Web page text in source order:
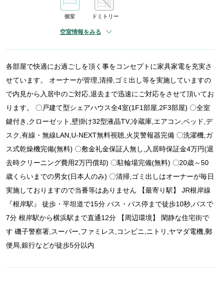
個室 ドミトリー
空室情報をみる
各部屋で快適にお過ごしを頂く事をコンセプトに家具家電を充実さ
せています。 オーナーが管理,清掃,ゴミ出し等を実施していますの
で内見から入居中のご対応,退去まで迅速にご対応をさせて頂いてお
ります。 〇戸建て型シェアハウス全4室(1F1部屋,2F3部屋) 〇全室
鍵付き,クローゼット,壁掛け32型液晶TV,冷蔵庫,エアコン,ベッド,デ
スク,有線・無線LAN,U-NEXT無料視聴,火災警報器完備 〇洗濯機,ガ
ス式乾燥機完備(無料) 〇敷金礼金保証人無し,入居時保証金4万円(退
去時クリーニング費用2万円償却) 〇駐輪場完備(無料) 〇20歳～50
歳くらいまでの男女(日本人のみ) 〇清掃,ゴミ出しはオーナーが毎日
実施しておりますので当番等はありません 【最寄り駅】 JR根岸線
『根岸駅』 徒歩・平坦道で15分 バス・バス停まで徒歩10秒,バスで
7分 根岸駅から横浜駅まで直通12分 【周辺環境】 閑静な住宅街で
す 磯子警察署,スーパー,ファミレス,コンビニ,ニトリ,ヤマダ電機,郵
便局,銀行などが徒歩5分以内